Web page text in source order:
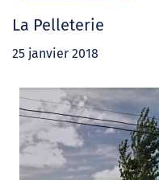
La Pelleterie
25 janvier 2018